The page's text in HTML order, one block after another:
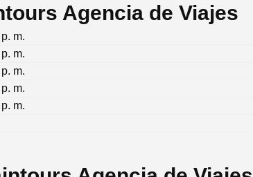
Agencia de Viajes
m.
m.
m.
m.
m.